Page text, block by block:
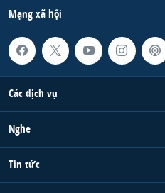
Mạng xã hội
Các dịch vụ
Nghe
Tin tức